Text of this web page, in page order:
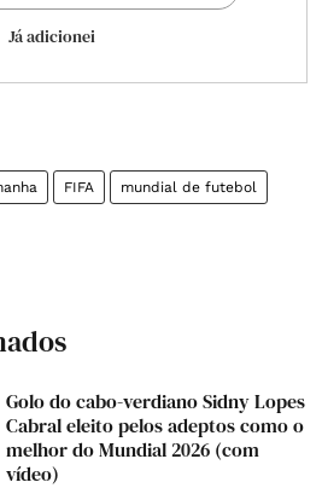
Já adicionei
FIFA mundial de futebol
Golo do cabo-verdiano Sidny Lopes
Cabral eleito pelos adeptos como o
melhor do Mundial 2026 (com
vídeo)